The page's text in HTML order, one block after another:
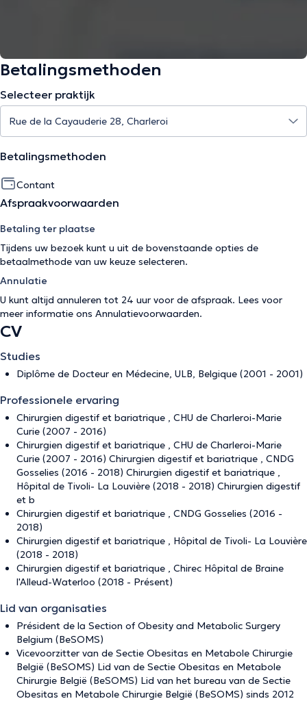
Betalingsmethoden
Selecteer praktijk
Betalingsmethoden
Contant
Afspraakvoorwaarden
Betaling ter plaatse
Tijdens uw bezoek kunt u uit de bovenstaande opties de
betaalmethode van uw keuze selecteren.
Annulatie
U kunt altijd annuleren tot 24 uur voor de afspraak. Lees voor
meer informatie ons Annulatievoorwaarden.
CV
Studies
Diplôme de Docteur en Médecine, ULB, Belgique (2001 - 2001)
Professionele ervaring
Chirurgien digestif et bariatrique , CHU de Charleroi-Marie
Curie (2007 - 2016)
Chirurgien digestif et bariatrique , CHU de Charleroi-Marie
Curie (2007 - 2016) Chirurgien digestif et bariatrique , CNDG
Gosselies (2016 - 2018) Chirurgien digestif et bariatrique ,
Hôpital de Tivoli- La Louvière (2018 - 2018) Chirurgien digestif
et b
Chirurgien digestif et bariatrique , CNDG Gosselies (2016 -
2018)
Chirurgien digestif et bariatrique , Hôpital de Tivoli- La Louvière
(2018 - 2018)
Chirurgien digestif et bariatrique , Chirec Hôpital de Braine
l'Alleud-Waterloo (2018 - Présent)
Lid van organisaties
Président de la Section of Obesity and Metabolic Surgery
Belgium (BeSOMS)
Vicevoorzitter van de Sectie Obesitas en Metabole Chirurgie
België (BeSOMS) Lid van de Sectie Obesitas en Metabole
Chirurgie België (BeSOMS) Lid van het bureau van de Sectie
Obesitas en Metabole Chirurgie België (BeSOMS) sinds 2012